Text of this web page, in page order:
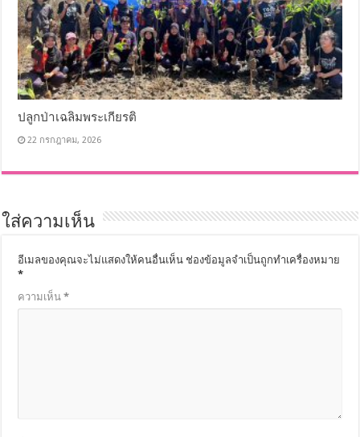
ปลูกป่าเฉลิมพระเกียรติ
22 กรกฎาคม, 2026
ใส่ความเห็น
อีเมลของคุณจะไม่แสดงให้คนอื่นเห็น ช่องข้อมูลจำเป็นถูกทำเครื่องหมาย
*
ความเห็น*